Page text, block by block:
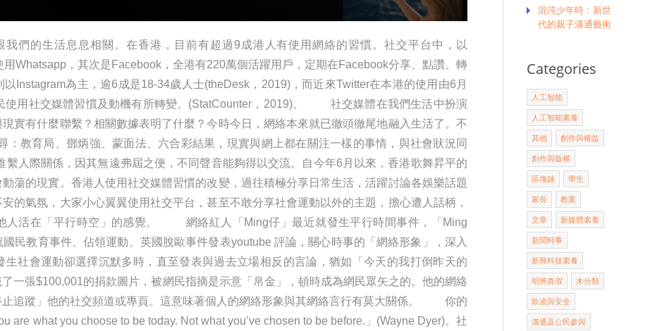
的生活息息相關。在香港，目前有超過9成港人有使用網絡的習慣。社交平台中，以
Whatsapp，其次是Facebook，全港有220萬個活躍用戶，定期在Facebook分享、點讚、轉
Instagram為主，逾6成是18-34歲人士(theDesk，2019)，而近來Twitter在本港的使用由6月
使用社交媒體習慣及動機有所轉變。(StatCounter，2019)。 社交媒體在我們生活中扮演
實有什麼聯繫？相關數據表明了什麼？今時今日，網絡本來就已徹頭徹尾地融入生活了。不
：教育局、鄧炳強、蒙面法、六合彩結果，現實與網上都在關注一樣的事情，與社會狀況同
際關係，因其無遠弗屆之便，不同聲音能夠得以交流。自今年6月以來，香港歌舞昇平的
蕩的現實。香港人使用社交媒體習慣的改變，過往積極分享日常生活，活躍討論各娛樂話題
的氣氛，大家小心翼翼使用社交平台，甚至不敢分享社會運動以外的主題，擔心遭人話柄，
人活在「平行時空」的感覺。 網絡紅人「Ming仔」最近就發生平行時間事件，「Ming
民教育事件、佔領運動、英國脫歐事件發表youtube 評論，關心時事的「網絡形象」，深入
社會運動卻選擇沉默多時，直至發表與過去立場相反的言論，猶如「今天的我打倒昨天的
一張$100,001的捐款圖片，被網民指摘是示意「帛金」，頓時成為網民眾矢之的。他的網絡
止追蹤」他的社交頻道或專頁。這意味著個人的網絡形象與其網絡言行有莫大關係。 你的
are what you choose to be today. Not what you’ve chosen to be before.」(Wayne Dyer)。社
混沌少年時：新世
代的親子溝通藝術
Categories
人工智能
人工智能素養
其他 創作與權益
創作與版權
區塊鏈 學生
家長 教案
文章 新媒體素養
新聞時事
新興科技素養
明辨真假 未分類
欺凌與安全
溝通及公民參與